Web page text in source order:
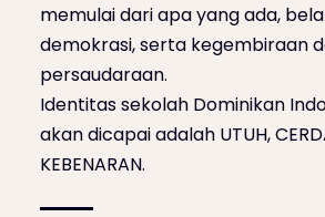
memulai dari apa yang ada,
demokrasi, serta kegembiraan
persaudaraan.
Identitas sekolah Dominikan
akan dicapai adalah UTUH,
KEBENARAN.